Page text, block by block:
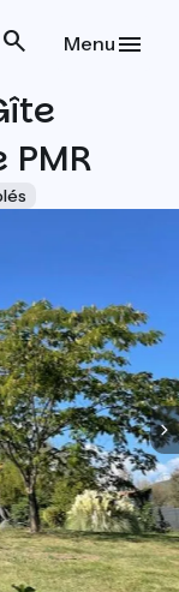
Menu
PMR